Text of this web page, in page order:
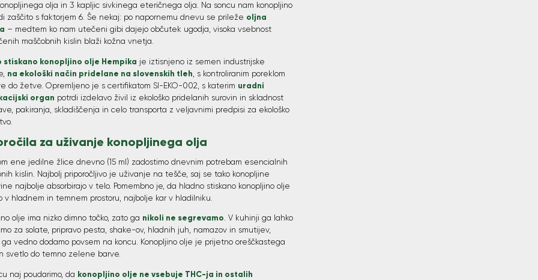
olja in 3 kapljic sivkinega eteričnega olja. Na soncu nam konopljino
zaščito s faktorjem 6. Še nekaj: po napornemu dnevu se prileže oljna
– medtem ko nam utečeni gibi dajejo občutek ugodja, visoka vsebnost
maščobnih kislin blaži kožna vnetja.
stiskano konopljino olje Hempika je iztisnjeno iz semen industrijske
na ekološki način pridelane na slovenskih tleh , s kontroliranim poreklom
do žetve. Opremljeno je s certifikatom SI-EKO-002, s katerim uradni
organ potrdi izdelavo živil iz ekološko pridelanih surovin in skladnost
pakiranja, skladiščenja in celo transporta z veljavnimi predpisi za ekološko
za uživanje konopljinega olja
ene jedilne žlice dnevno (15 ml) zadostimo dnevnim potrebam esencialnih
kislin. Najbolj priporočljivo je uživanje na tešče, saj se tako konopljine
najbolje absorbirajo v telo. Pomembno je, da hladno stiskano konopljino olje
v hladnem in temnem prostoru, najbolje kar v hladilniku.
olje ima nizko dimno točko, zato ga nikoli ne segrevamo. V kuhinji ga lahko
za solate, pripravo pesta, shake-ov, hladnih juh, namazov in smutijev,
vedno dodamo povsem na koncu. Konopljino olje je prijetno oreščkastega
svetlo do temno zelene barve.
naj poudarimo, da konopljino olje ne vsebuje THC-ja in ostalih